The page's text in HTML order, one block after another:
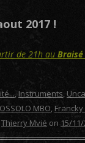
2017 !
de 21h au Braisé
,Instruments,
MBO,
Thierry Mvié on 15/